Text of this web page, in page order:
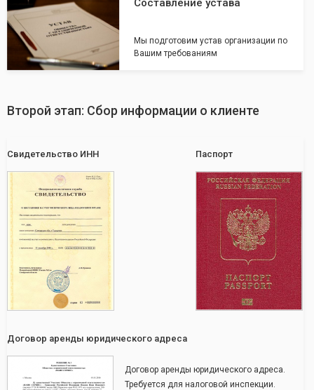
Составление устава
Мы подготовим устав организации по
Вашим требованиям
Второй этап: Сбор информации о клиенте
Свидетельство ИНН Паспорт
Договор аренды юридического адреса
Договор аренды юридического адреса.
Требуется для налоговой инспекции.